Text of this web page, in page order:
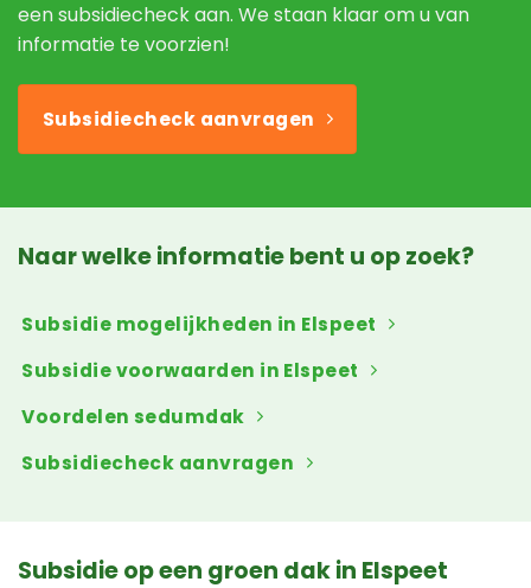
een subsidiecheck aan. We staan klaar om u van
informatie te voorzien!
Subsidiecheck aanvragen
Naar welke informatie bent u op zoek?
Subsidie mogelijkheden in Elspeet
Subsidie voorwaarden in Elspeet
Voordelen sedumdak
Subsidiecheck aanvragen
Subsidie op een groen dak in Elspeet